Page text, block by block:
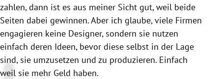
zahlen, dann ist es aus meiner Sicht gut, weil beide
Seiten dabei gewinnen. Aber ich glaube, viele Firmen
engagieren keine Designer, sondern sie nutzen
einfach deren Ideen, bevor diese selbst in der Lage
sind, sie umzusetzen und zu produzieren. Einfach
weil sie mehr Geld haben.